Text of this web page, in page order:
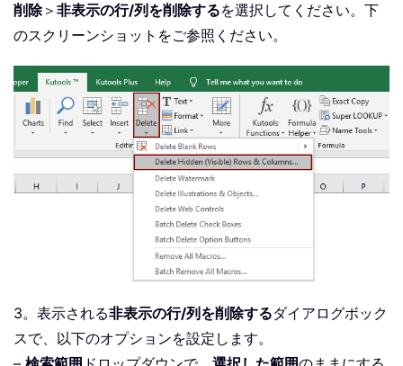
削除＞ 非表示の行/列を削除するを選択してください。下
のスクリーンショットをご参照ください。
3。表示される非表示の行/列を削除するダイアログボック
スで、以下のオプションを設定します。